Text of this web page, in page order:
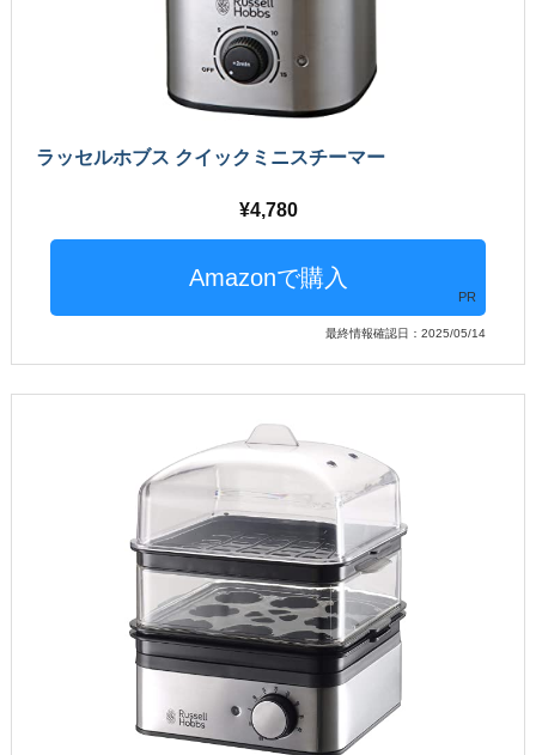
ラッセルホブス クイックミニスチーマー
4,780
PR
最終情報確認日：2025/05/14